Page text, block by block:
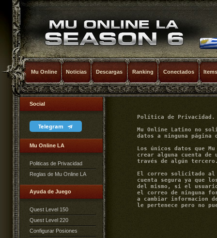
Mu Online Noticias Descargas Ranking Conectados Items
Social
Telegram
Mu Online LA
Politicas de Privacidad
Reglas de Mu Online LA
Ayuda de Juego
Quest Level 150
Quest Level 220
Configurar Posiones
cuenta segura ya que
del mismo, si el
el correo de ninguna
a cambiar informacion